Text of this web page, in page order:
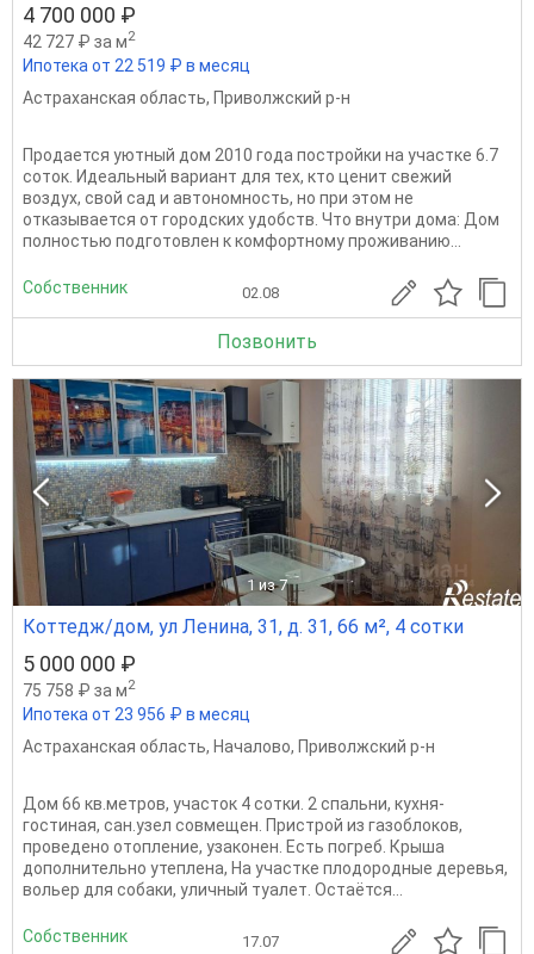
4 700 000 ₽
42 727 ₽ за м2
Ипотека от 22 519 ₽ в месяц
Астраханская область, Приволжский р-н
Продается уютный дом 2010 года постройки на участке 6.7
соток. Идеальный вариант для тех, кто ценит свежий
воздух, свой сад и автономность, но при этом не
отказывается от городских удобств. Что внутри дома: Дом
полностью подготовлен к комфортному проживанию...
Собственник 02.08
Позвонить
1 из 7
Коттедж/дом, ул Ленина, 31, д. 31, 66 м², 4 сотки
5 000 000 ₽
75 758 ₽ за м2
Ипотека от 23 956 ₽ в месяц
Астраханская область, Началово, Приволжский р-н
Дом 66 кв.метров, участок 4 сотки. 2 спальни, кухня-
гостиная, сан.узел совмещен. Пристрой из газоблоков,
проведено отопление, узаконен. Есть погреб. Крыша
дополнительно утеплена, На участке плодородные деревья,
вольер для собаки, уличный туалет. Остаётся...
Собственник 17.07